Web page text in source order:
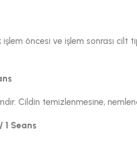
öncesi ve işlem sonrası cilt
Cildin temizlenmesine,
1 Seans